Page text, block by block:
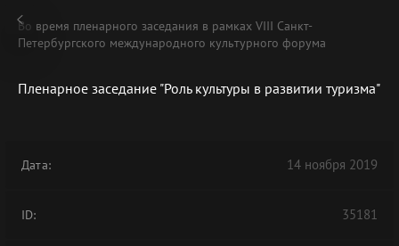
В АРХИВЕ
Во время пленарного заседания в рамках VIII Санкт-
Петербургского международного культурного форума
Пленарное заседание "Роль культуры в развитии туризма"
Дата: 14 ноября 2019
ID: 35181